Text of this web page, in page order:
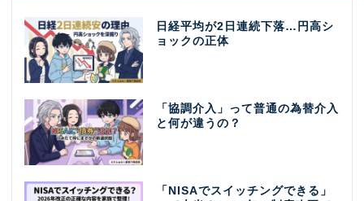
日経平均が2日連続下落…円高シ
ョックの正体
「協調介入」って普通の為替介入
と何が違うの？
「NISAでスイッチングできる」